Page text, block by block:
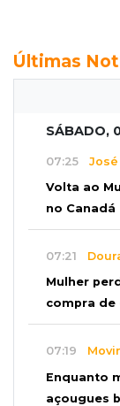
Últimas
SÁBADO,
07:25 José
Volta ao
no Canadá
07:21
Mulher
compra de
07:19
Enquanto
açougues